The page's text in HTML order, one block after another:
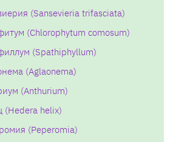
(Sansevieria trifasciata)
(Chlorophytum comosum)
(Spathiphyllum)
(Aglaonema)
(Anthurium)
helix)
(Peperomia)